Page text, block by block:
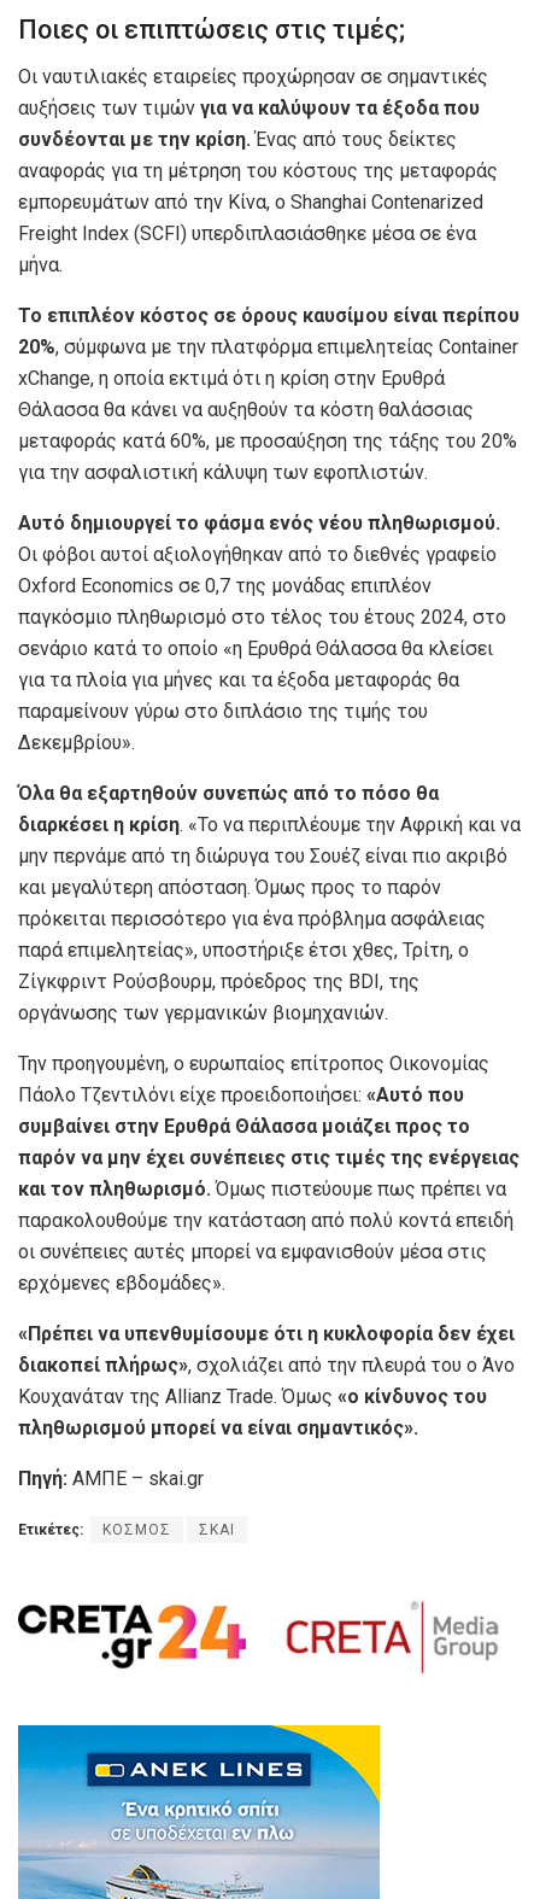
Ποιες οι επιπτώσεις στις τιμές;
Οι ναυτιλιακές εταιρείες προχώρησαν σε σημαντικές
αυξήσεις των τιμών για να καλύψουν τα έξοδα που
συνδέονται με την κρίση.Ένας από τους δείκτες
αναφοράς για τη μέτρηση του κόστους της μεταφοράς
εμπορευμάτων από την Κίνα, ο Shanghai Contenarized
Freight Index (SCFI) υπερδιπλασιάσθηκε μέσα σε ένα
μήνα.
Το επιπλέον κόστος σε όρους καυσίμου είναι περίπου
20%, σύμφωνα με την πλατφόρμα επιμελητείας Container
xChange, η οποία εκτιμά ότι η κρίση στην Ερυθρά
Θάλασσα θα κάνει να αυξηθούν τα κόστη θαλάσσιας
μεταφοράς κατά 60%, με προσαύξηση της τάξης του 20%
για την ασφαλιστική κάλυψη των εφοπλιστών.
Αυτό δημιουργεί το φάσμα ενός νέου πληθωρισμού.
Οι φόβοι αυτοί αξιολογήθηκαν από το διεθνές γραφείο
Oxford Economics σε 0,7 της μονάδας επιπλέον
παγκόσμιο πληθωρισμό στο τέλος του έτους 2024, στο
σενάριο κατά το οποίο «η Ερυθρά Θάλασσα θα κλείσει
για τα πλοία για μήνες και τα έξοδα μεταφοράς θα
παραμείνουν γύρω στο διπλάσιο της τιμής του
Δεκεμβρίου».
Όλα θα εξαρτηθούν συνεπώς από το πόσο θα
διαρκέσει η κρίση. «Το να περιπλέουμε την Αφρική και να
μην περνάμε από τη διώρυγα του Σουέζ είναι πιο ακριβό
και μεγαλύτερη απόσταση. Όμως προς το παρόν
πρόκειται περισσότερο για ένα πρόβλημα ασφάλειας
παρά επιμελητείας», υποστήριξε έτσι χθες, Τρίτη, ο
Ζίγκφριντ Ρούσβουρμ, πρόεδρος της BDI, της
οργάνωσης των γερμανικών βιομηχανιών.
Την προηγουμένη, ο ευρωπαίος επίτροπος Οικονομίας
Πάολο Τζεντιλόνι είχε προειδοποιήσει: «Αυτό που
συμβαίνει στην Ερυθρά Θάλασσα μοιάζει προς το
παρόν να μην έχει συνέπειες στις τιμές της ενέργειας
και τον πληθωρισμό. Όμως πιστεύουμε πως πρέπει να
παρακολουθούμε την κατάσταση από πολύ κοντά επειδή
οι συνέπειες αυτές μπορεί να εμφανισθούν μέσα στις
ερχόμενες εβδομάδες».
«Πρέπει να υπενθυμίσουμε ότι η κυκλοφορία δεν έχει
διακοπεί πλήρως», σχολιάζει από την πλευρά του ο Άνο
Κουχανάταν της Allianz Trade. Όμως «ο κίνδυνος του
πληθωρισμού μπορεί να είναι σημαντικός».
Πηγή: ΑΜΠΕ – skai.gr
Ετικέτες: ΚΟΣΜΟΣ ΣΚΑΙ